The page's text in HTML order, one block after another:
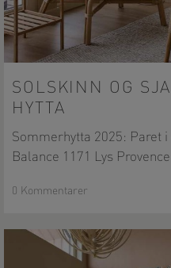
og
sjarme
den
gule
hytta
SOLSKINN OG
HYTTA
Sommerhytta 2025: Paret
Balance 1171 Lys
0 Kommentarer